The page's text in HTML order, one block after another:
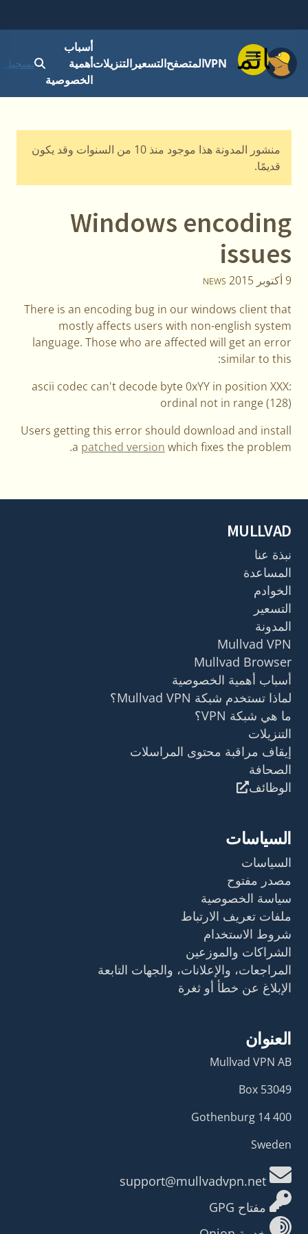
قائمةVPNالمتصفحالتسعيرالتنزيلات
أسباب
أهمية
الخصوصية
تسجيل
منشور المدونة هذا موجود منذ 10 من السنوات وقد يكون
قديمًا.
Windows encoding
issues
9 أكتوبر 2015 NEWS
There is an encoding bug in our windows client that
mostly affects users with non-english system
language. Those who are affected will get an error
similar to this:
ascii codec can't decode byte 0xYY in position XXX:
ordinal not in range (128)
Users getting this error should download and install
a patched version which fixes the problem.
MULLVAD
نبذة عنا
المساعدة
الخوادم
التسعير
المدونة
Mullvad VPN
Mullvad Browser
أسباب أهمية الخصوصية
لماذا تستخدم شبكة Mullvad VPN؟
ما هي شبكة VPN؟
التنزيلات
إيقاف مراقبة محتوى المراسلات
الصحافة
الوظائف
السياسات
السياسات
مصدر مفتوح
سياسة الخصوصية
ملفات تعريف الارتباط
شروط الاستخدام
الشراكات والموزعين
المراجعات، والإعلانات، والجهات التابعة
الإبلاغ عن خطأ أو ثغرة
العنوان
Mullvad VPN AB
Box 53049
400 14 Gothenburg
Sweden
مفتاح GPG